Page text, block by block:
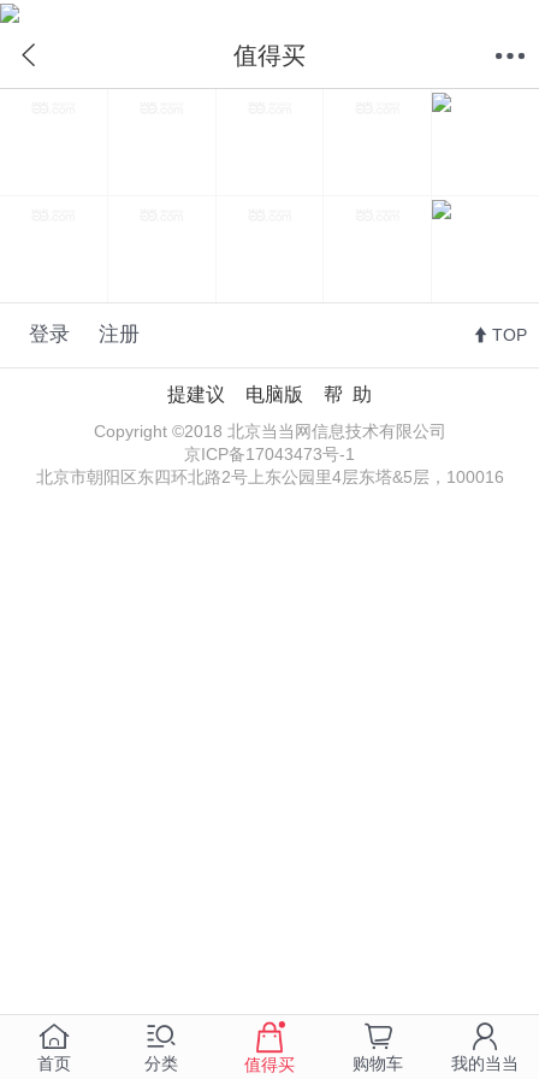
值得买
登录 注册 TOP
提建议 电脑版 帮 助
Copyright ©2018 北京当当网信息技术有限公司
京ICP备17043473号-1
北京市朝阳区东四环北路2号上东公园里4层东塔&5层，100016
首页 分类 值得买 购物车 我的当当